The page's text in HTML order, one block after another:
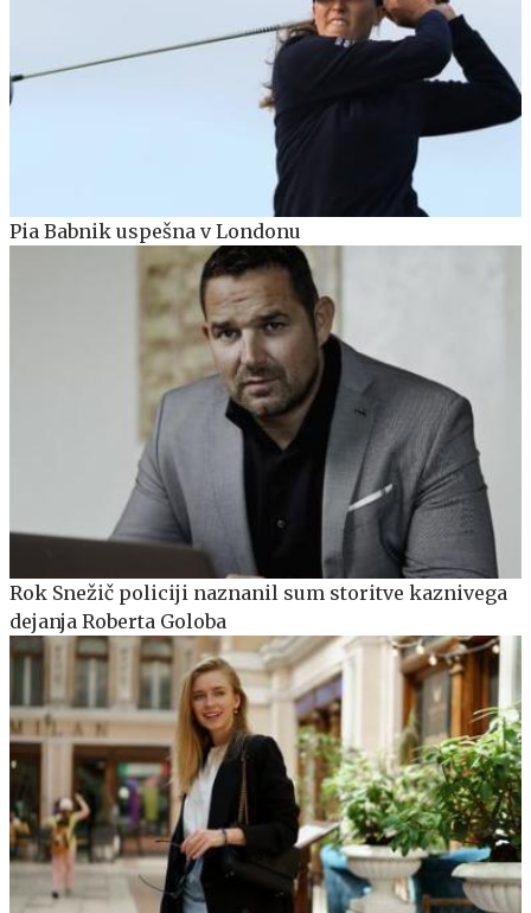
Pia Babnik uspešna v Londonu
Rok Snežič policiji naznanil sum storitve kaznivega
dejanja Roberta Goloba